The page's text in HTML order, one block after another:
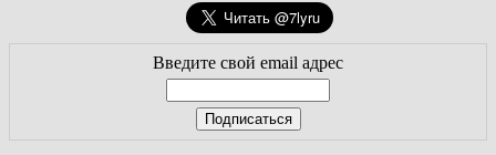
Введите свой email адрес